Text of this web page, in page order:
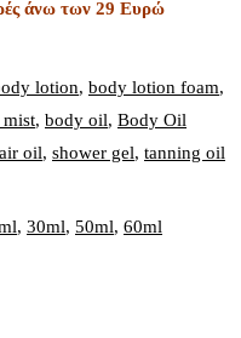
άνω των 29 Ευρώ
lotion, body lotion foam,
, body oil, Body Oil
oil, shower gel, tanning oil
, 30ml, 50ml, 60ml